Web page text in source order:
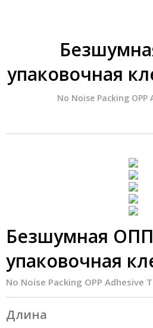
упаковочная
No Noise Packing OPP
Безшумная ОПП
упаковочная
No Noise Packing OPP Adhesive
Длина